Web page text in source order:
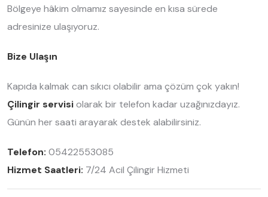
Bölgeye hâkim olmamız sayesinde en kısa sürede
adresinize ulaşıyoruz.
Bize Ulaşın
Kapıda kalmak can sıkıcı olabilir ama çözüm çok yakın!
Çilingir servisiolarak bir telefon kadar uzağınızdayız.
Günün her saati arayarak destek alabilirsiniz.
Telefon: 05422553085
Hizmet Saatleri: 7/24 Acil Çilingir Hizmeti